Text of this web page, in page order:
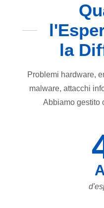
la
Problemi hardware,
malware, attacchi
Abbiamo gestito